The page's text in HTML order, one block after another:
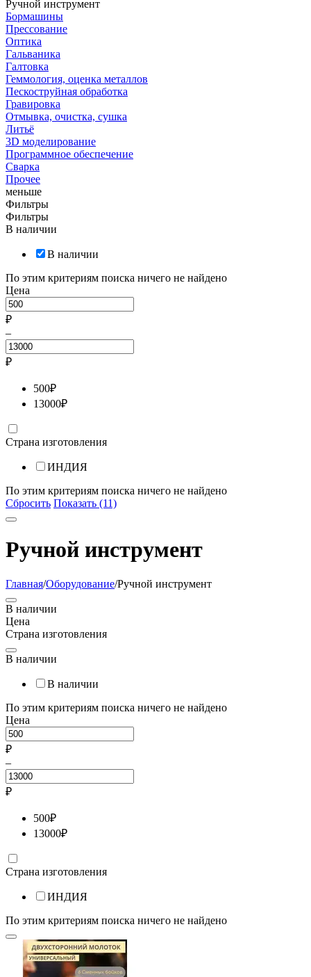
Ручной инструмент
Бормашины
Прессование
Оптика
Гальваника
Галтовка
Геммология, оценка металлов
Пескоструйная обработка
Гравировка
Отмывка, очистка, сушка
Литьё
3D моделирование
Программное обеспечение
Сварка
Прочее
меньше
Фильтры
Фильтры
В наличии
В наличии
По этим критериям поиска ничего не найдено
Цена
₽
–
₽
500₽
13000₽
Страна изготовления
ИНДИЯ
По этим критериям поиска ничего не найдено
Сбросить Показать (11)
Ручной инструмент
Главная/Оборудование/Ручной инструмент
В наличии
Цена
Страна изготовления
В наличии
В наличии
По этим критериям поиска ничего не найдено
Цена
₽
–
₽
500₽
13000₽
Страна изготовления
ИНДИЯ
По этим критериям поиска ничего не найдено